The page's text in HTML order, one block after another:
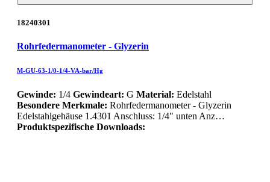
18240301
Rohrfedermanometer - Glyzerin
M-GU-63-1/0-1/4-VA-bar/Hg
Gewinde: 1/4 Gewindeart: G Material: Edelstahl
Besondere Merkmale: Rohrfedermanometer - Glyzerin
Edelstahlgehäuse 1.4301 Anschluss: 1/4" unten Anz…
Produktspezifische Downloads: